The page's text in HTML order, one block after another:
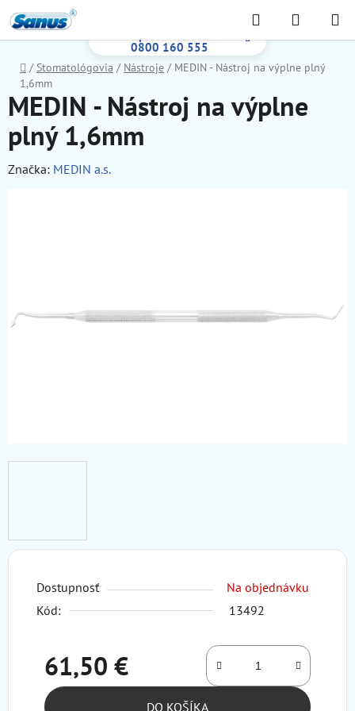
na
obsah
0800 160 555
Hľadať
KOŠÍK
Domov
/ Stomatológovia / Nástroje / MEDIN - Nástroj na výplne plný
1,6mm
Dostupnosť
Na objednávku
Kód:
13492
61,50 €
Jednotková cena:
DO KOŠÍKA
MEDIN - Nástroj na výplne
plný 1,6mm
Značka: MEDIN a.s.